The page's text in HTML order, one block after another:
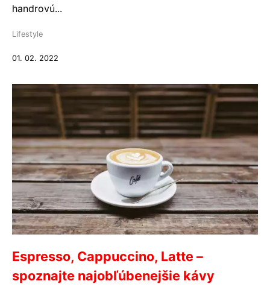
handrovú...
Lifestyle
01. 02. 2022
Espresso, Cappuccino, Latte –
spoznajte najobľúbenejšie kávy